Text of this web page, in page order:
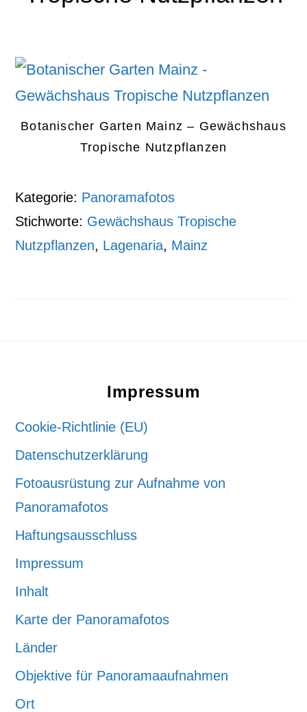
Botanischer Garten Mainz – Gewächshaus
Tropische Nutzpflanzen
Kategorie: Panoramafotos
Stichworte: Gewächshaus Tropische
Nutzpflanzen, Lagenaria, Mainz
Impressum
Cookie-Richtlinie (EU)
Datenschutzerklärung
Fotoausrüstung zur Aufnahme von
Panoramafotos
Haftungsausschluss
Impressum
Inhalt
Karte der Panoramafotos
Länder
Objektive für Panoramaaufnahmen
Ort